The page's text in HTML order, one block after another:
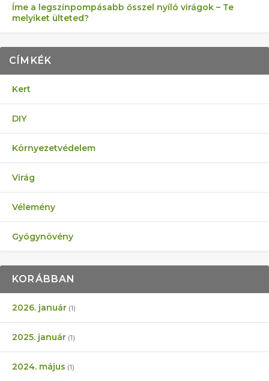
Íme a legszínpompásabb ősszel nyíló virágok – Te
melyiket ülteted?
CÍMKÉK
Kert
DIY
Környezetvédelem
Virág
Vélemény
Gyógynövény
KORÁBBAN
2026. január (1)
2025. január (1)
2024. május (1)